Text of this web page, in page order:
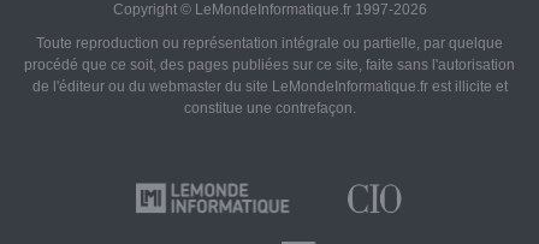
Copyright © LeMondeInformatique.fr 1997-2026
Toute reproduction ou représentation intégrale ou partielle, par quelque
procédé que ce soit, des pages publiées sur ce site, faite sans l'autorisation
de l'éditeur ou du webmaster du site LeMondeInformatique.fr est illicite et
constitue une contrefaçon.